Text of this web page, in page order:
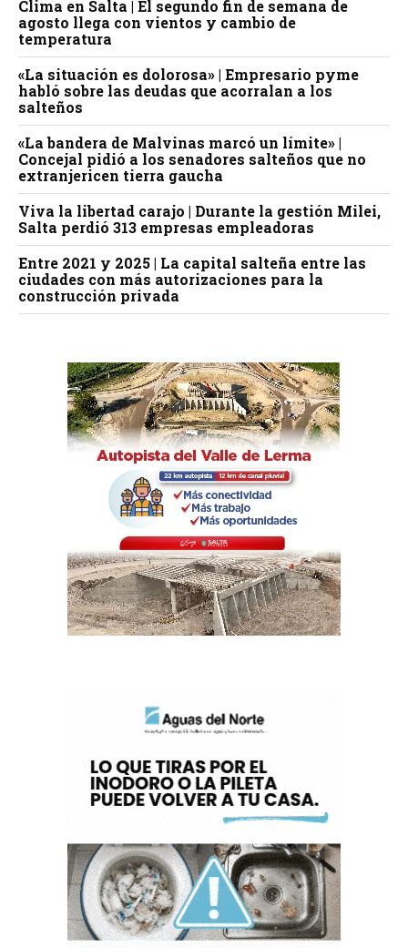
Clima en Salta | El segundo fin de semana de
agosto llega con vientos y cambio de
temperatura
«La situación es dolorosa» | Empresario pyme
habló sobre las deudas que acorralan a los
salteños
«La bandera de Malvinas marcó un límite» |
Concejal pidió a los senadores salteños que no
extranjericen tierra gaucha
Viva la libertad carajo | Durante la gestión Milei,
Salta perdió 313 empresas empleadoras
Entre 2021 y 2025 | La capital salteña entre las
ciudades con más autorizaciones para la
construcción privada